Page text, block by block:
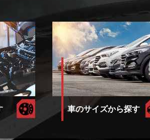
車のサイズから探す